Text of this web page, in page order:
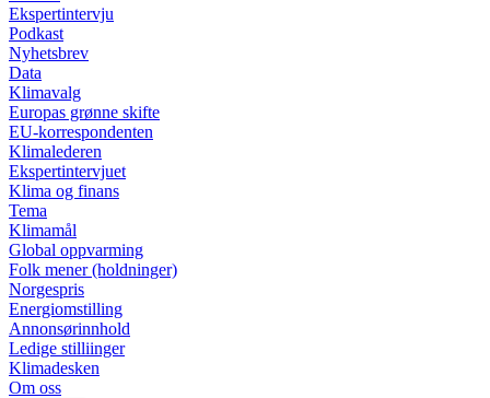
Ekspertintervju
Podkast
Nyhetsbrev
Data
Klimavalg
Europas grønne skifte
EU-korrespondenten
Klimalederen
Ekspertintervjuet
Klima og finans
Tema
Klimamål
Global oppvarming
Folk mener (holdninger)
Norgespris
Energiomstilling
Annonsørinnhold
Ledige stilliinger
Klimadesken
Om oss